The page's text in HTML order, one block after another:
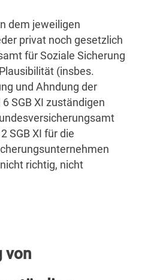
dem jeweiligen
privat noch gesetzlich
für Soziale Sicherung
(insbes.
und Ahndung der
SGB XI zuständigen
SGB XI für die
richtig, nicht
von